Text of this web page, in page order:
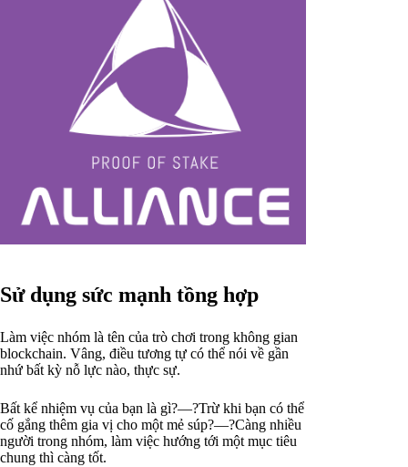
Sử dụng sức mạnh tồng hợp
Làm việc nhóm là tên của trò chơi trong không gian
blockchain. Vâng, điều tương tự có thể nói về gần
nhứ bất kỳ nỗ lực nào, thực sự.
Bất kể nhiệm vụ của bạn là gì?—?Trừ khi bạn có thể
cố gắng thêm gia vị cho một mẻ súp?—?Càng nhiều
người trong nhóm, làm việc hướng tới một mục tiêu
chung thì càng tốt.